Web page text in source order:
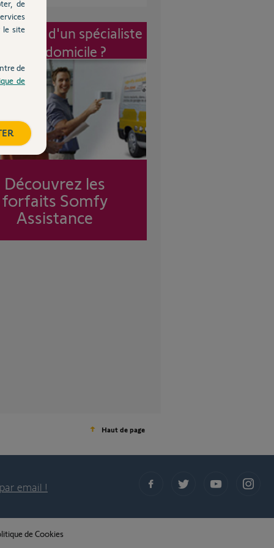
d'un spécialiste
à mon domicile ?
Découvrez les
forfaits Somfy
Assistance
Haut de page
email !
de Cookies
de
le site
de
de